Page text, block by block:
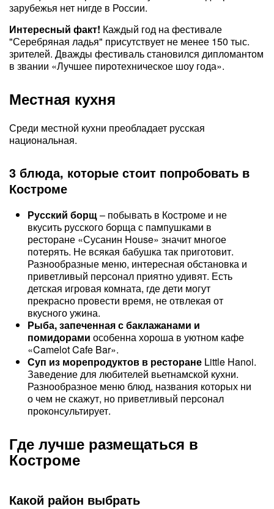
зарубежья нет нигде в России.
Интересный факт! Каждый год на фестивале
"Серебряная ладья" присутствует не менее 150 тыс.
зрителей. Дважды фестиваль становился дипломантом
в звании «Лучшее пиротехническое шоу года».
Местная кухня
Среди местной кухни преобладает русская
национальная.
3 блюда, которые стоит попробовать в
Костроме
Русский борщ– побывать в Костроме и не
вкусить русского борща с пампушками в
ресторане «Сусанин House» значит многое
потерять. Не всякая бабушка так приготовит.
Разнообразные меню, интересная обстановка и
приветливый персонал приятно удивят. Есть
детская игровая комната, где дети могут
прекрасно провести время, не отвлекая от
вкусного ужина.
Рыба, запеченная с баклажанами и
помидорами особенна хороша в уютном кафе
«Camelot Cafe Bar».
Суп из морепродуктов в ресторане Little Hanoi.
Заведение для любителей вьетнамской кухни.
Разнообразное меню блюд, названия которых ни
о чем не скажут, но приветливый персонал
проконсультирует.
Где лучше размещаться в
Костроме
Какой район выбрать